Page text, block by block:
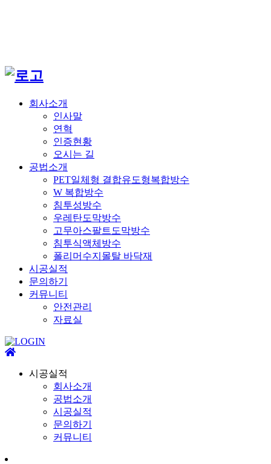
회사소개
인사말
연혁
인증현황
오시는 길
공법소개
PET일체형 결합유도형복합방수
W 복합방수
침투성방수
우레탄도막방수
고무아스팔트도막방수
침투식액체방수
폴리머수지몰탈 바닥재
시공실적
문의하기
커뮤니티
안전관리
자료실
시공실적
회사소개
공법소개
시공실적
문의하기
커뮤니티